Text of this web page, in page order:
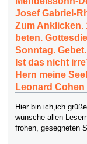
Josef Gabriel-
Zum Anklicken.
beten.
Sonntag.
Ist das nicht
Hern meine
Leonard
Hier bin ich,ich
wünsche allen
frohen, gesegneten